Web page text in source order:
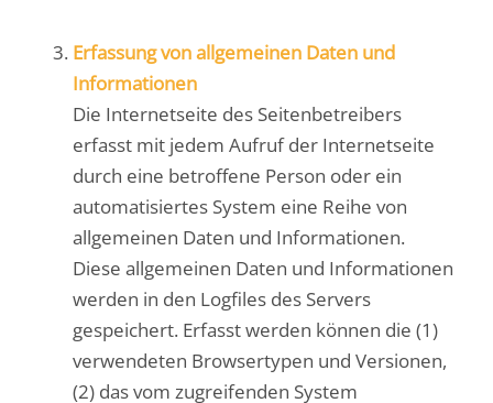
Erfassung von allgemeinen Daten und
Informationen
Die Internetseite des Seitenbetreibers
erfasst mit jedem Aufruf der Internetseite
durch eine betroffene Person oder ein
automatisiertes System eine Reihe von
allgemeinen Daten und Informationen.
Diese allgemeinen Daten und Informationen
werden in den Logfiles des Servers
gespeichert. Erfasst werden können die (1)
verwendeten Browsertypen und Versionen,
(2) das vom zugreifenden System